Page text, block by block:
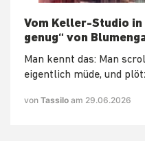
Vom Keller-Studio in
genug“ von
Man kennt das: Man
eigentlich müde, und
von Tassilo am 29.06.2026